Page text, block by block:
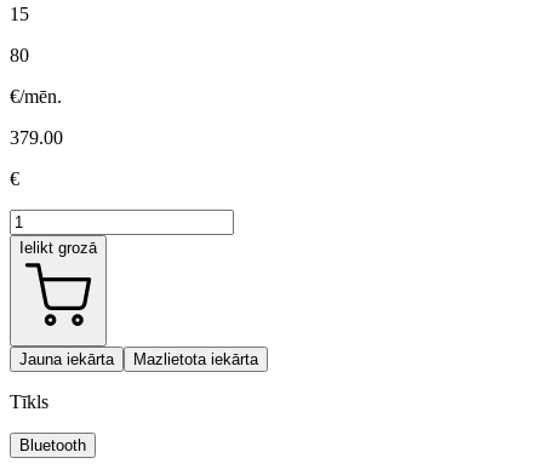
15
80
€/mēn.
379.00
€
Ielikt grozā
Jauna iekārta Mazlietota iekārta
Tīkls
Bluetooth